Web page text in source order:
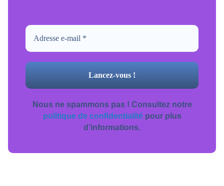
Nous ne spammons pas ! Consultez notre
politique de confidentialitépour plus
d’informations.